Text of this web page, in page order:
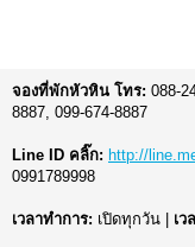
จองที่พักหัวหิน โทร: 088-
8887, 099-674-8887
Line ID คลิ๊ก: http://
0991789998
เวลาทำการ: เปิดทุกวัน | เว